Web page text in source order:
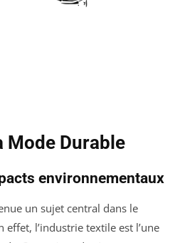
Mode Durable
environnementaux
un sujet central dans le
effet, l’industrie textile est l’une